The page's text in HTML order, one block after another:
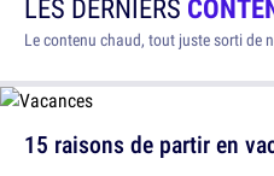
LES DERNIERS
Le contenu chaud, tout juste sorti de
15 raisons de partir en